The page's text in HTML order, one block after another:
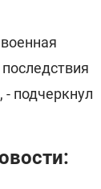
- подчеркнул